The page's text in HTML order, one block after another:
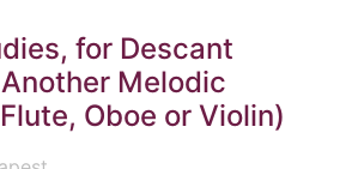
for Descant
Melodic
Oboe or Violin)